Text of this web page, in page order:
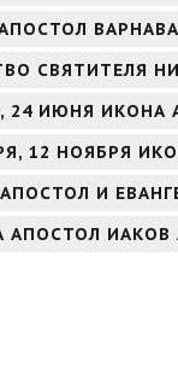
ВАРНАВА
СВЯТИТЕЛЯ
24 ИЮНЯ
12 НОЯБРЯ
И
АПОСТОЛ ИАКОВ